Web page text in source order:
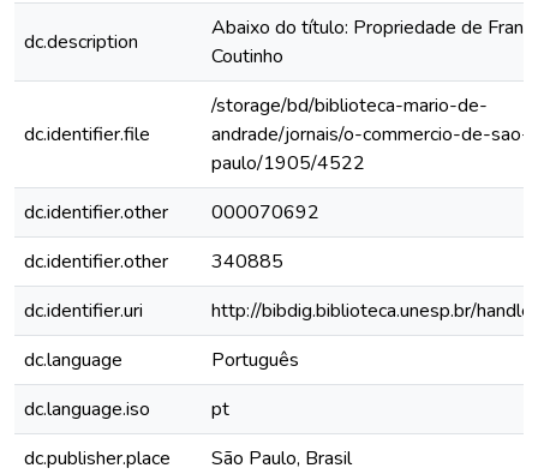
dc.description
Abaixo do título: Propriedade de
Coutinho
dc.identifier.file
/storage/bd/biblioteca-mario-de-
andrade/jornais/o-commercio-de-sao-
paulo/1905/4522
dc.identifier.other
000070692
dc.identifier.other
340885
dc.identifier.uri
http://bibdig.biblioteca.unesp.br/
dc.language
Português
dc.language.iso
pt
dc.publisher.place
São Paulo, Brasil